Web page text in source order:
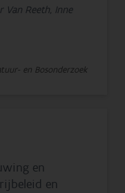
Van Reeth, Inne
en Bosonderzoek
en
en